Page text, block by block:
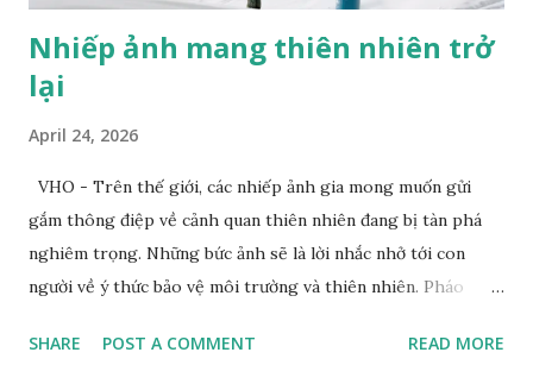
Nhiếp ảnh mang thiên nhiên trở
lại
April 24, 2026
VHO - Trên thế giới, các nhiếp ảnh gia mong muốn gửi
gắm thông điệp về cảnh quan thiên nhiên đang bị tàn phá
nghiêm trọng. Những bức ảnh sẽ là lời nhắc nhở tới con
người về ý thức bảo vệ môi trường và thiên nhiên. Pháo
Dolomites. Ảnh: Zed Nelson/Institute Khi nhiếp ảnh gia
SHARE POST A COMMENT READ MORE